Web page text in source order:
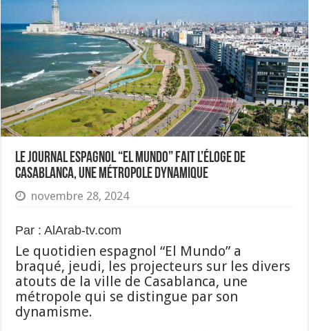
Le journal espagnol “El Mundo” fait l’éloge de
Casablanca, une métropole dynamique
novembre 28, 2024
Par : AlArab-tv.com
Le quotidien espagnol “El Mundo” a
braqué, jeudi, les projecteurs sur les divers
atouts de la ville de Casablanca, une
métropole qui se distingue par son
dynamisme.